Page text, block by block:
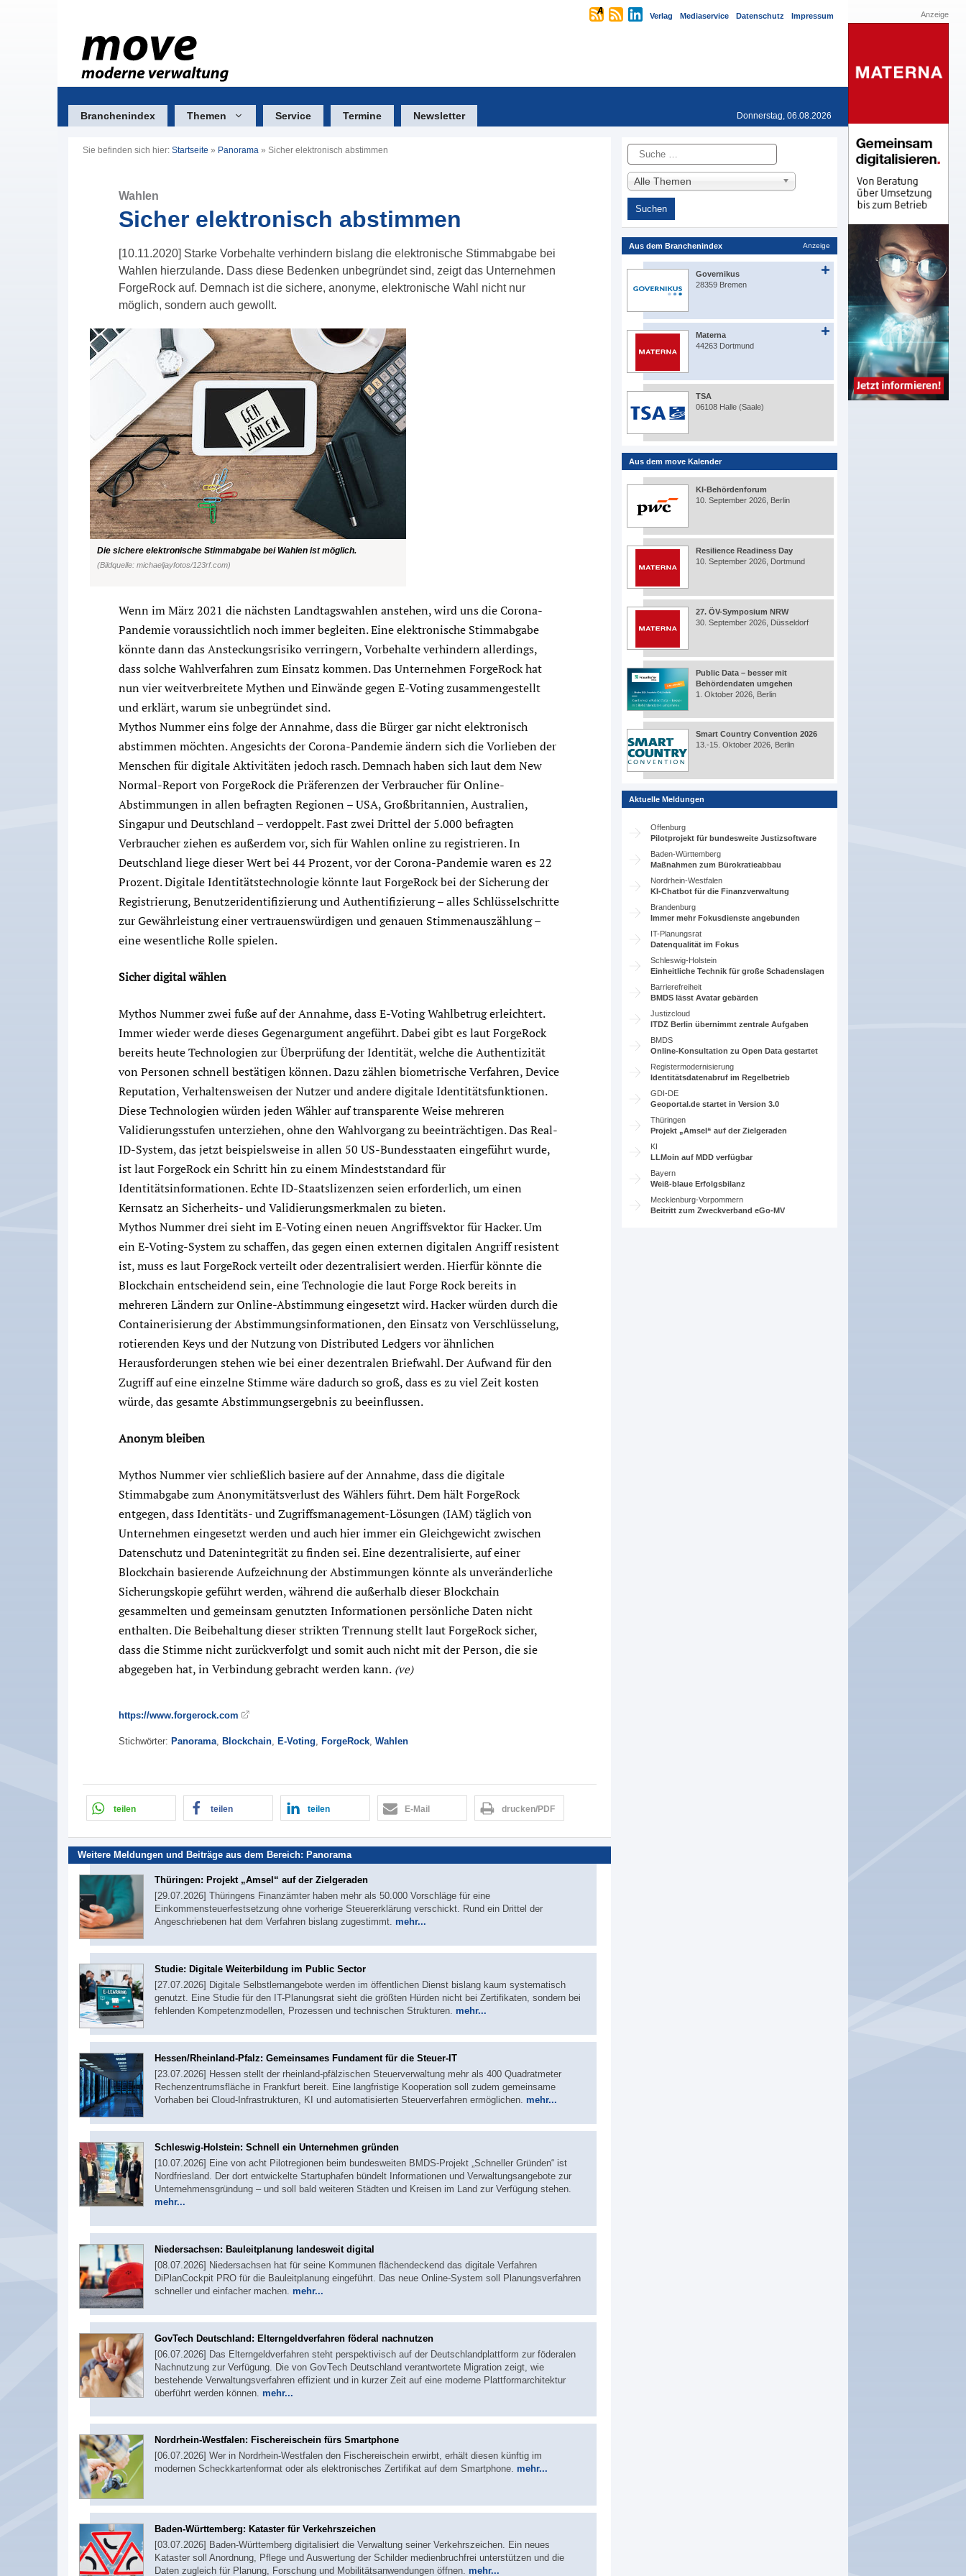
Verlag Mediaservice Datenschutz Impressum
Branchenindex Themen Service Termine Newsletter Donnerstag, 06.08.2026
Sie befinden sich hier: Startseite » Panorama » Sicher elektronisch abstimmen
Wahlen
Sicher elektronisch abstimmen
[10.11.2020] Starke Vorbehalte verhindern bislang die elektronische Stimmabgabe bei
Wahlen hierzulande. Dass diese Bedenken unbegründet sind, zeigt das Unternehmen
ForgeRock auf. Demnach ist die sichere, anonyme, elektronische Wahl nicht nur
möglich, sondern auch gewollt.
Die sichere elektronische Stimmabgabe bei Wahlen ist möglich.
(Bildquelle: michaeljayfotos/123rf.com)
Wenn im März 2021 die nächsten Landtagswahlen anstehen, wird uns die Corona-
Pandemie voraussichtlich noch immer begleiten. Eine elektronische Stimmabgabe
könnte dann das Ansteckungsrisiko verringern, Vorbehalte verhindern allerdings,
dass solche Wahlverfahren zum Einsatz kommen. Das Unternehmen ForgeRock hat
nun vier weitverbreitete Mythen und Einwände gegen E-Voting zusammengestellt
und erklärt, warum sie unbegründet sind.
Mythos Nummer eins folge der Annahme, dass die Bürger gar nicht elektronisch
abstimmen möchten. Angesichts der Corona-Pandemie ändern sich die Vorlieben der
Menschen für digitale Aktivitäten jedoch rasch. Demnach haben sich laut dem New
Normal-Report von ForgeRock die Präferenzen der Verbraucher für Online-
Abstimmungen in allen befragten Regionen – USA, Großbritannien, Australien,
Singapur und Deutschland – verdoppelt. Fast zwei Drittel der 5.000 befragten
Verbraucher ziehen es außerdem vor, sich für Wahlen online zu registrieren. In
Deutschland liege dieser Wert bei 44 Prozent, vor der Corona-Pandemie waren es 22
Prozent. Digitale Identitätstechnologie könnte laut ForgeRock bei der Sicherung der
Registrierung, Benutzeridentifizierung und Authentifizierung – alles Schlüsselschritte
zur Gewährleistung einer vertrauenswürdigen und genauen Stimmenauszählung –
eine wesentliche Rolle spielen.
Sicher digital wählen
Mythos Nummer zwei fuße auf der Annahme, dass E-Voting Wahlbetrug erleichtert.
Immer wieder werde dieses Gegenargument angeführt. Dabei gibt es laut ForgeRock
bereits heute Technologien zur Überprüfung der Identität, welche die Authentizität
von Personen schnell bestätigen können. Dazu zählen biometrische Verfahren, Device
Reputation, Verhaltensweisen der Nutzer und andere digitale Identitätsfunktionen.
Diese Technologien würden jeden Wähler auf transparente Weise mehreren
Validierungsstufen unterziehen, ohne den Wahlvorgang zu beeinträchtigen. Das Real-
ID-System, das jetzt beispielsweise in allen 50 US-Bundesstaaten eingeführt wurde,
ist laut ForgeRock ein Schritt hin zu einem Mindeststandard für
Identitätsinformationen. Echte ID-Staatslizenzen seien erforderlich, um einen
Kernsatz an Sicherheits- und Validierungsmerkmalen zu bieten.
Mythos Nummer drei sieht im E-Voting einen neuen Angriffsvektor für Hacker. Um
ein E-Voting-System zu schaffen, das gegen einen externen digitalen Angriff resistent
ist, muss es laut ForgeRock verteilt oder dezentralisiert werden. Hierfür könnte die
Blockchain entscheidend sein, eine Technologie die laut Forge Rock bereits in
mehreren Ländern zur Online-Abstimmung eingesetzt wird. Hacker würden durch die
Containerisierung der Abstimmungsinformationen, den Einsatz von Verschlüsselung,
rotierenden Keys und der Nutzung von Distributed Ledgers vor ähnlichen
Herausforderungen stehen wie bei einer dezentralen Briefwahl. Der Aufwand für den
Zugriff auf eine einzelne Stimme wäre dadurch so groß, dass es zu viel Zeit kosten
würde, das gesamte Abstimmungsergebnis zu beeinflussen.
Anonym bleiben
Mythos Nummer vier schließlich basiere auf der Annahme, dass die digitale
Stimmabgabe zum Anonymitätsverlust des Wählers führt. Dem hält ForgeRock
entgegen, dass Identitäts- und Zugriffsmanagement-Lösungen (IAM) täglich von
Unternehmen eingesetzt werden und auch hier immer ein Gleichgewicht zwischen
Datenschutz und Datenintegrität zu finden sei. Eine dezentralisierte, auf einer
Blockchain basierende Aufzeichnung der Abstimmungen könnte als unveränderliche
Sicherungskopie geführt werden, während die außerhalb dieser Blockchain
gesammelten und gemeinsam genutzten Informationen persönliche Daten nicht
enthalten. Die Beibehaltung dieser strikten Trennung stellt laut ForgeRock sicher,
dass die Stimme nicht zurückverfolgt und somit auch nicht mit der Person, die sie
abgegeben hat, in Verbindung gebracht werden kann. (ve)
https://www.forgerock.com
Stichwörter: Panorama Blockchain E-Voting ForgeRock Wahlen
teilen teilen teilen E-Mail drucken/PDF
Weitere Meldungen und Beiträge aus dem Bereich: Panorama
Thüringen: Projekt „Amsel“ auf der Zielgeraden
[29.07.2026] Thüringens Finanzämter haben mehr als 50.000 Vorschläge für eine
Einkommensteuerfestsetzung ohne vorherige Steuererklärung verschickt. Rund ein Drittel der
Angeschriebenen hat dem Verfahren bislang zugestimmt. mehr...
Studie: Digitale Weiterbildung im Public Sector
[27.07.2026] Digitale Selbstlernangebote werden im öffentlichen Dienst bislang kaum systematisch
genutzt. Eine Studie für den IT-Planungsrat sieht die größten Hürden nicht bei Zertifikaten, sondern bei
fehlenden Kompetenzmodellen, Prozessen und technischen Strukturen. mehr...
Hessen/Rheinland-Pfalz: Gemeinsames Fundament für die Steuer-IT
[23.07.2026] Hessen stellt der rheinland-pfälzischen Steuerverwaltung mehr als 400 Quadratmeter
Rechenzentrumsfläche in Frankfurt bereit. Eine langfristige Kooperation soll zudem gemeinsame
Vorhaben bei Cloud-Infrastrukturen, KI und automatisierten Steuerverfahren ermöglichen. mehr...
Schleswig-Holstein: Schnell ein Unternehmen gründen
[10.07.2026] Eine von acht Pilotregionen beim bundesweiten BMDS-Projekt „Schneller Gründen“ ist
Nordfriesland. Der dort entwickelte Startuphafen bündelt Informationen und Verwaltungsangebote zur
Unternehmensgründung – und soll bald weiteren Städten und Kreisen im Land zur Verfügung stehen.
mehr...
Niedersachsen: Bauleitplanung landesweit digital
[08.07.2026] Niedersachsen hat für seine Kommunen flächendeckend das digitale Verfahren
DiPlanCockpit PRO für die Bauleitplanung eingeführt. Das neue Online-System soll Planungsverfahren
schneller und einfacher machen. mehr...
GovTech Deutschland: Elterngeldverfahren föderal nachnutzen
[06.07.2026] Das Elterngeldverfahren steht perspektivisch auf der Deutschlandplattform zur föderalen
Nachnutzung zur Verfügung. Die von GovTech Deutschland verantwortete Migration zeigt, wie
bestehende Verwaltungsverfahren effizient und in kurzer Zeit auf eine moderne Plattformarchitektur
überführt werden können. mehr...
Nordrhein-Westfalen: Fischereischein fürs Smartphone
[06.07.2026] Wer in Nordrhein-Westfalen den Fischereischein erwirbt, erhält diesen künftig im
modernen Scheckkartenformat oder als elektronisches Zertifikat auf dem Smartphone. mehr...
Baden-Württemberg: Kataster für Verkehrszeichen
[03.07.2026] Baden-Württemberg digitalisiert die Verwaltung seiner Verkehrszeichen. Ein neues
Kataster soll Anordnung, Pflege und Auswertung der Schilder medienbruchfrei unterstützen und die
Daten zugleich für Planung, Forschung und Mobilitätsanwendungen öffnen. mehr...
Suche
Alle Themen
Aus dem Branchenindex Anzeige
Governikus
28359 Bremen
Materna
44263 Dortmund
TSA
06108 Halle (Saale)
Aus dem move Kalender
KI-Behördenforum
10. September 2026, Berlin
Resilience Readiness Day
10. September 2026, Dortmund
27. ÖV-Symposium NRW
30. September 2026, Düsseldorf
Public Data – besser mit
Behördendaten umgehen
1. Oktober 2026, Berlin
Smart Country Convention 2026
13.-15. Oktober 2026, Berlin
Aktuelle Meldungen
Offenburg
Pilotprojekt für bundesweite Justizsoftware
Baden-Württemberg
Maßnahmen zum Bürokratieabbau
Nordrhein-Westfalen
KI-Chatbot für die Finanzverwaltung
Brandenburg
Immer mehr Fokusdienste angebunden
IT-Planungsrat
Datenqualität im Fokus
Schleswig-Holstein
Einheitliche Technik für große Schadenslagen
Barrierefreiheit
BMDS lässt Avatar gebärden
Justizcloud
ITDZ Berlin übernimmt zentrale Aufgaben
BMDS
Online-Konsultation zu Open Data gestartet
Registermodernisierung
Identitätsdatenabruf im Regelbetrieb
GDI-DE
Geoportal.de startet in Version 3.0
Thüringen
Projekt „Amsel“ auf der Zielgeraden
KI
LLMoin auf MDD verfügbar
Bayern
Weiß-blaue Erfolgsbilanz
Mecklenburg-Vorpommern
Beitritt zum Zweckverband eGo-MV
Anzeige